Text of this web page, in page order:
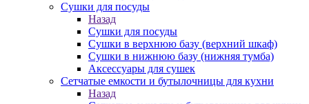
Сушки для посуды
Назад
Сушки для посуды
Сушки в верхнюю базу (верхний шкаф)
Сушки в нижнюю базу (нижняя тумба)
Аксессуары для сушек
Сетчатые емкости и бутылочницы для кухни
Назад